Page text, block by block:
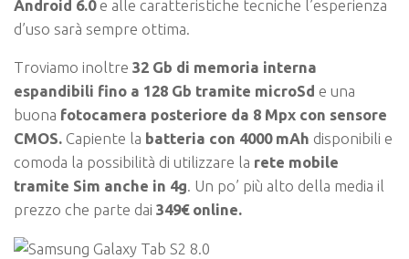
Android 6.0e alle caratteristiche tecniche l’esperienza
d’uso sarà sempre ottima.
Troviamo inoltre 32 Gb di memoria interna
espandibili fino a 128 Gb tramite microSd e una
buona fotocamera posteriore da 8 Mpx con sensore
CMOS. Capiente la batteria con 4000 mAh disponibili e
comoda la possibilità di utilizzare la rete mobile
tramite Sim anche in 4g. Un po’ più alto della media il
prezzo che parte dai 349€ online.